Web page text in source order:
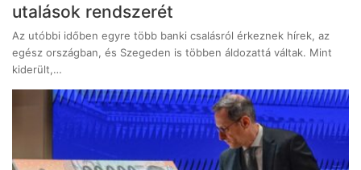
utalások rendszerét
Az utóbbi időben egyre több banki csalásról érkeznek hírek, az
egész országban, és Szegeden is többen áldozattá váltak. Mint
kiderült,…